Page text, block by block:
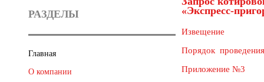
РАЗДЕЛЫ
Главная
О компании
«Экспресс-
Извещение
Порядок
Приложение №3